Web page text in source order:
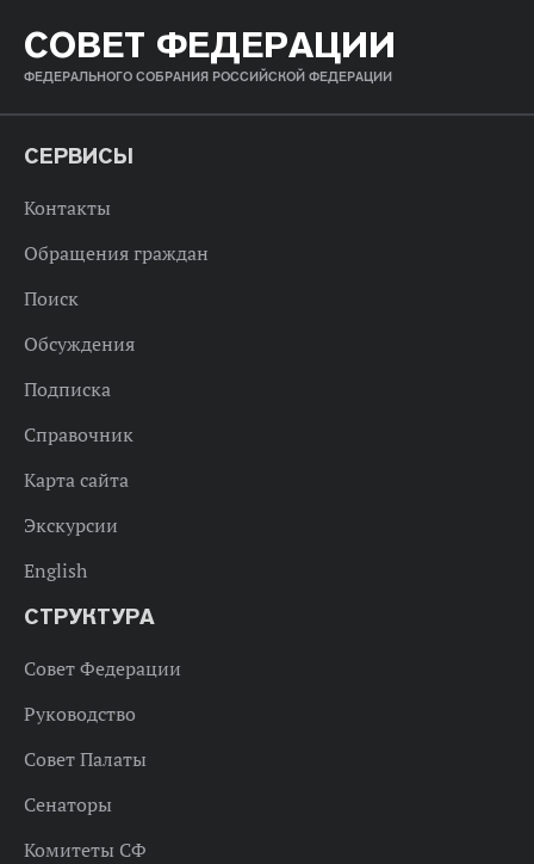
СОВЕТ ФЕДЕРАЦИИ
ФЕДЕРАЛЬНОГО СОБРАНИЯ РОССИЙСКОЙ ФЕДЕРАЦИИ
СЕРВИСЫ
Контакты
Обращения граждан
Поиск
Обсуждения
Подписка
Справочник
Карта сайта
Экскурсии
English
СТРУКТУРА
Совет Федерации
Руководство
Совет Палаты
Сенаторы
Комитеты СФ